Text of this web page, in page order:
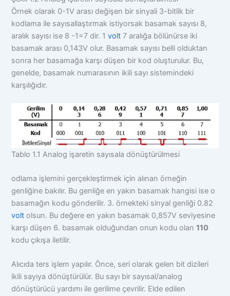
Örnek olarak 0-1V arası değişen bir sinyali 3-bitlik bir
kodlama ile sayısallaştırmak istiyorsak basamak sayısı 8,
aralık sayısı ise 8 -1=7 dir. 1volt 7 aralığa bölünürse iki
basamak arası 0,143V olur. Basamak sayısı belli olduktan
sonra her basamağa karşı düşen bir kod oluşturulur. Bu,
genelde, basamak numarasının ikili sayı sistemindeki
karşılığıdır.
Tablo 1.1 Analog işaretin sayısala dönüştürülmesi
odlama işlemini gerçekleştirmek için alınan örneğin
genliğine bakılır. Bu genliğe en yakın basamak hangisi ise o
basamağın kodu gönderilir. 3. örnekteki sinyal genliği 0.82
volt olsun. Bu değere en yakın basamak 0,857V seviyesine
karşı düşen 6. basamak olduğundan onun kodu olan110
kodu çıkışa iletilir.
Alıcıda ters işlem yapılır. Önce, seri olarak gelen bit dizileri
ikili sayıya dönüştürülür. Bu sayı bir sayısal/analog
dönüştürücü yardımı ile gerilime çevrilir. Elde edilen